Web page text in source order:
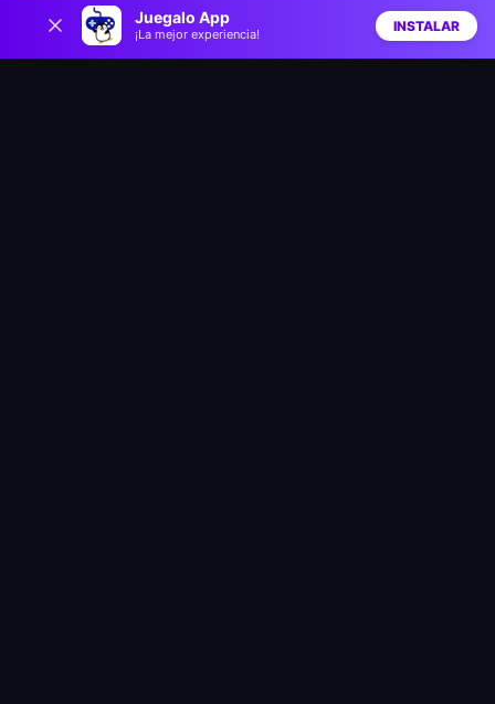
Juegalo App
¡La mejor experiencia!
INSTALAR
Stick: Eastern Fight Hazmob FPS: Online Shooter